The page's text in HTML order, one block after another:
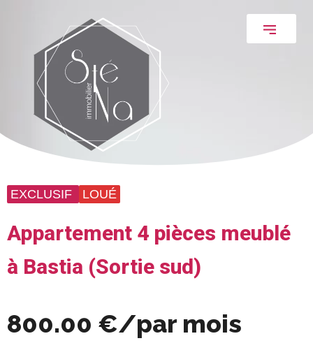
EXCLUSIF LOUÉ
Appartement 4 pièces meublé
à Bastia (Sortie sud)
800.00 €/par mois